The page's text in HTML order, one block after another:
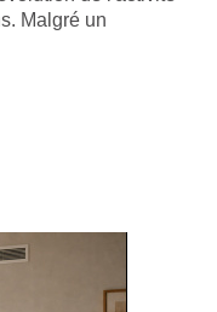
de l'activité
Malgré un